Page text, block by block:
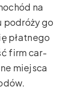
na
podróży go
płatnego
firm car-
miejsca